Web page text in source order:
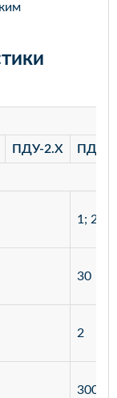
ПДУ-2.Х ПДУ-
1; 2; 3
30
2
300